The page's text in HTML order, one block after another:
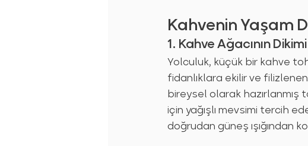
Kahvenin Yaşam
1. Kahve Ağacının Dikimi
Yolculuk, küçük bir kahve
fidanlıklara ekilir ve
bireysel olarak
için yağışlı mevsimi tercih
doğrudan güneş ışığından